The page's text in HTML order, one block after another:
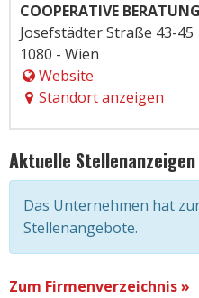
COOPERATIVE BERATUNG
Josefstädter Straße 43-45
1080 - Wien
Website
Standort anzeigen
Aktuelle
Das Unternehmen hat
Stellenangebote.
Zum Firmenverzeichnis »